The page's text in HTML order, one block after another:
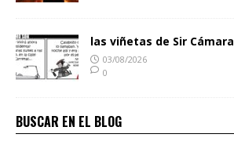
las viñetas de Sir Cámara
03/08/2026
0
BUSCAR EN EL BLOG